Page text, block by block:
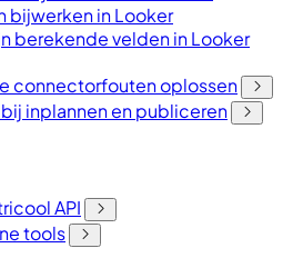
bijwerken in Looker
berekende velden in Looker
connectorfouten oplossen
inplannen en publiceren
API
tools